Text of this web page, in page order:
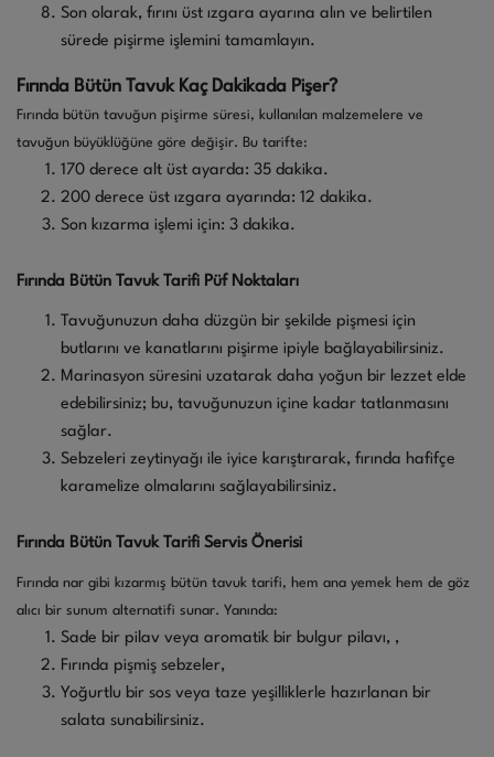
Son olarak, fırını üst ızgara ayarına alın ve belirtilen
sürede pişirme işlemini tamamlayın.
Fırında Bütün Tavuk Kaç Dakikada Pişer?
Fırında bütün tavuğun pişirme süresi, kullanılan malzemelere ve
tavuğun büyüklüğüne göre değişir. Bu tarifte:
170 derece alt üst ayarda: 35 dakika.
200 derece üst ızgara ayarında: 12 dakika.
Son kızarma işlemi için: 3 dakika.
Fırında Bütün Tavuk Tarifi Püf Noktaları
Tavuğunuzun daha düzgün bir şekilde pişmesi için
butlarını ve kanatlarını pişirme ipiyle bağlayabilirsiniz.
Marinasyon süresini uzatarak daha yoğun bir lezzet elde
edebilirsiniz; bu, tavuğunuzun içine kadar tatlanmasını
sağlar.
Sebzeleri zeytinyağı ile iyice karıştırarak, fırında hafifçe
karamelize olmalarını sağlayabilirsiniz.
Fırında Bütün Tavuk Tarifi Servis Önerisi
Fırında nar gibi kızarmış bütün tavuk tarifi, hem ana yemek hem de göz
alıcı bir sunum alternatifi sunar. Yanında:
Sade bir pilav veya aromatik bir bulgur pilavı, ,
Fırında pişmiş sebzeler,
Yoğurtlu bir sos veya taze yeşilliklerle hazırlanan bir
salata sunabilirsiniz.